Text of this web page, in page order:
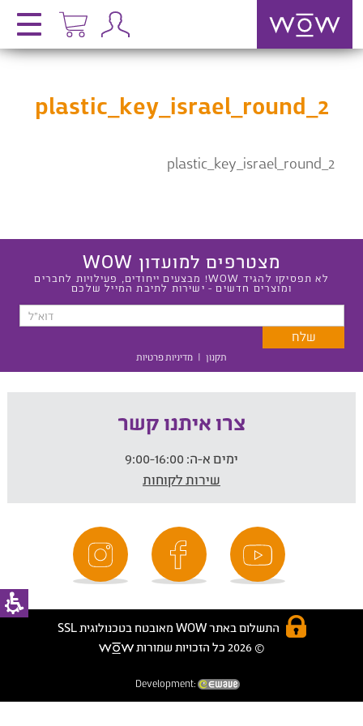
plastic_key_israel_round_2
plastic_key_israel_round_2
מצטרפים למועדון WOW
לא תפסיקו להגיד WOW! מבצעים ייחודים, פעילויות לחברים
ומוצרים חדשים - ישירות לתיבת המייל שלכם
תקנון | מדיניות פרטיות
צרו איתנו קשר
ימים א-ה:
שירות לקוחות
התשלום באתר WOW מאובטח בטכנולוגית SSL
© 2026 כל הזכויות שמורות
Development: